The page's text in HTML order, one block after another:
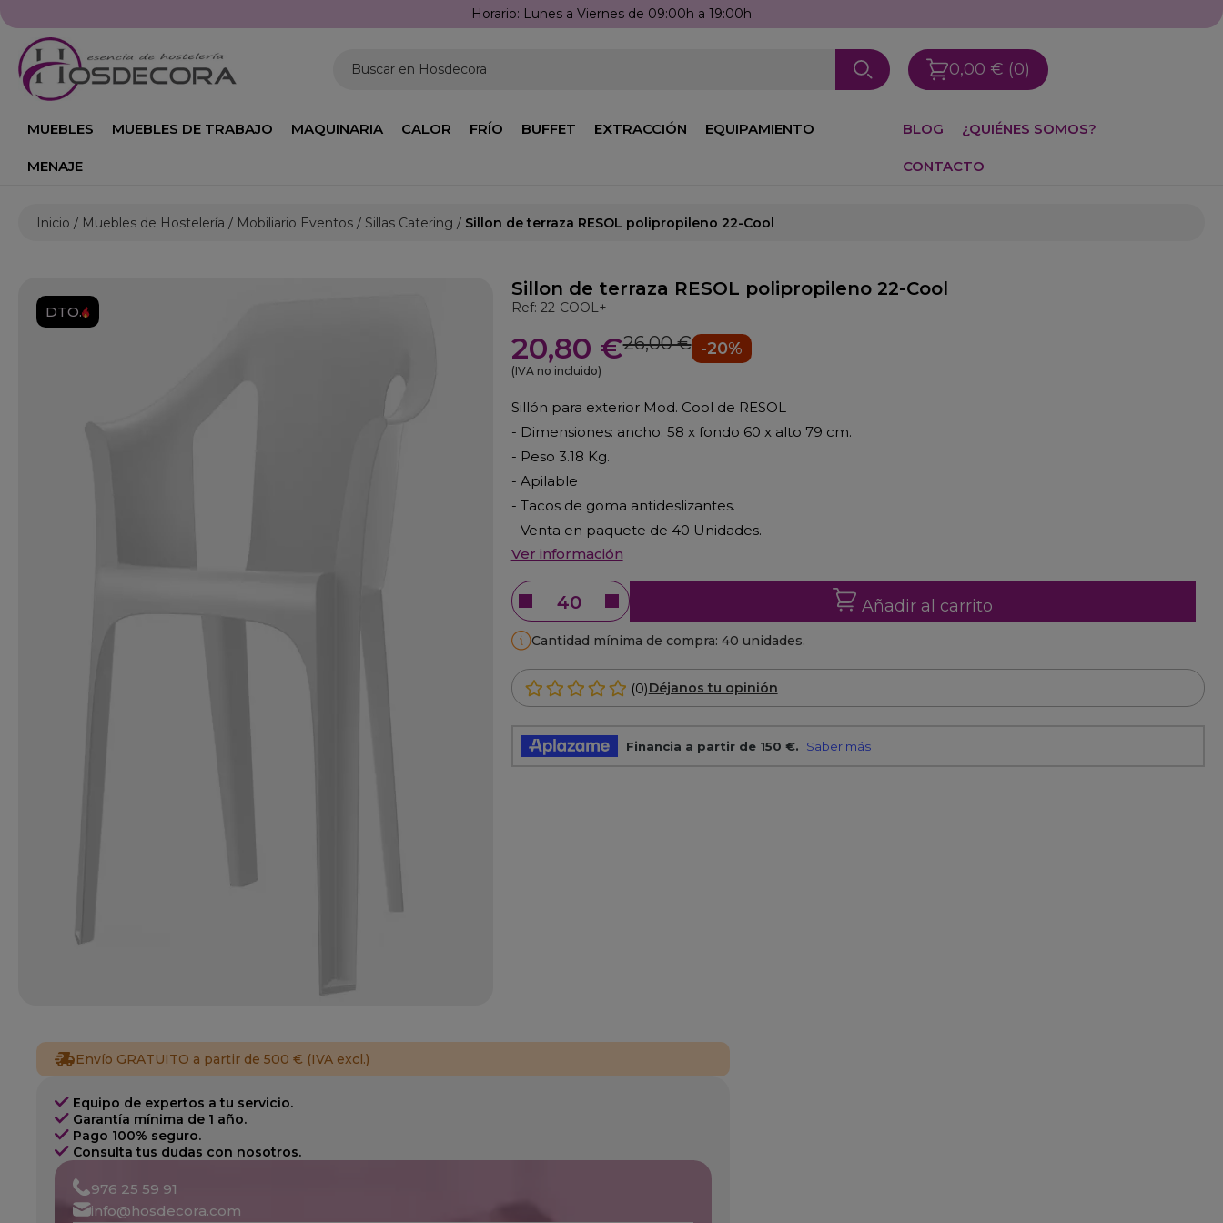
Horario: Lunes a Viernes de 09:00h a 19:00h
Buscar en Hosdecora 0,00 € (0)
MUEBLES MUEBLES DE TRABAJO MAQUINARIA CALOR FRÍO BUFFET EXTRACCIÓN EQUIPAMIENTO
MENAJE
BLOG ¿QUIÉNES SOMOS?
CONTACTO
Inicio Muebles de Hostelería Mobiliario Eventos Sillas Catering Sillon de terraza RESOL polipropileno 22-Cool
DTO.
Sillon de terraza RESOL polipropileno 22-Cool
Ref: 22-COOL+
20,80 €26,00 € -20%
(IVA no incluido)
Sillón para exterior Mod. Cool de RESOL
- Dimensiones: ancho: 58 x fondo 60 x alto 79 cm.
- Peso 3.18 Kg.
- Apilable
- Tacos de goma antideslizantes.
- Venta en paquete de 40 Unidades.
Ver información
Añadir al carrito
Cantidad mínima de compra: 40 unidades.
(0)Déjanos tu opinión
Envío GRATUITO a partir de 500 € (IVA excl.)
Equipo de expertos a tu servicio.
Garantía mínima de 1 año.
Pago 100% seguro.
Consulta tus dudas con nosotros.
976 25 59 91
info@hosdecora.com